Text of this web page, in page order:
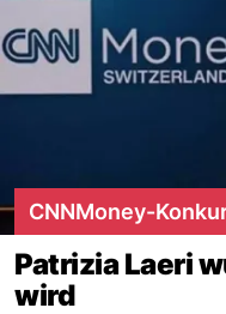
CNNMoney-
Patrizia Laeri
wird